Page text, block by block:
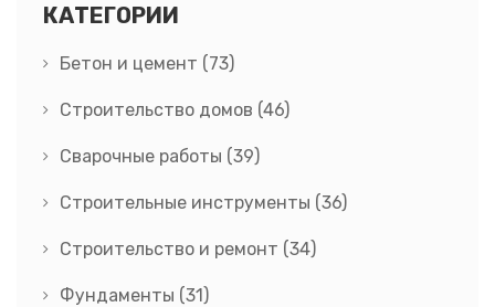
КАТЕГОРИИ
Бетон и цемент (73)
Строительство домов (46)
Сварочные работы (39)
Строительные инструменты (36)
Строительство и ремонт (34)
Фундаменты (31)